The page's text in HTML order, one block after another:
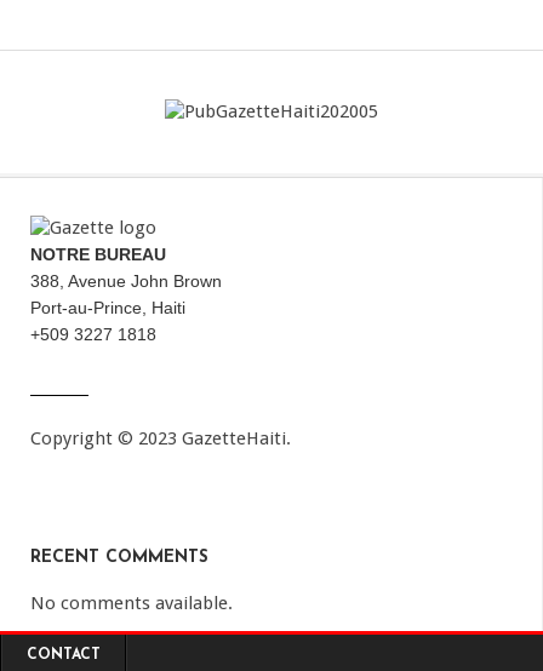
NOTRE BUREAU
388, Avenue John Brown
Port-au-Prince, Haiti
+509 3227 1818
Copyright © 2023 GazetteHaiti.
RECENT COMMENTS
No comments available.
CONTACT